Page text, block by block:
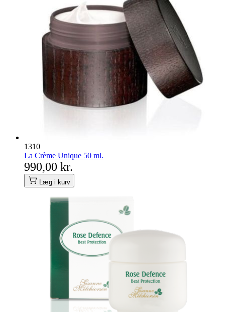
1310
La Crème Unique 50 ml.
990,00 kr.
Læg i kurv